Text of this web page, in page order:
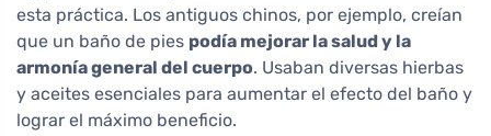
esta práctica. Los antiguos chinos, por ejemplo, creían
que un baño de pies podía mejorar la salud y la
armonía general del cuerpo. Usaban diversas hierbas
y aceites esenciales para aumentar el efecto del baño y
lograr el máximo beneficio.